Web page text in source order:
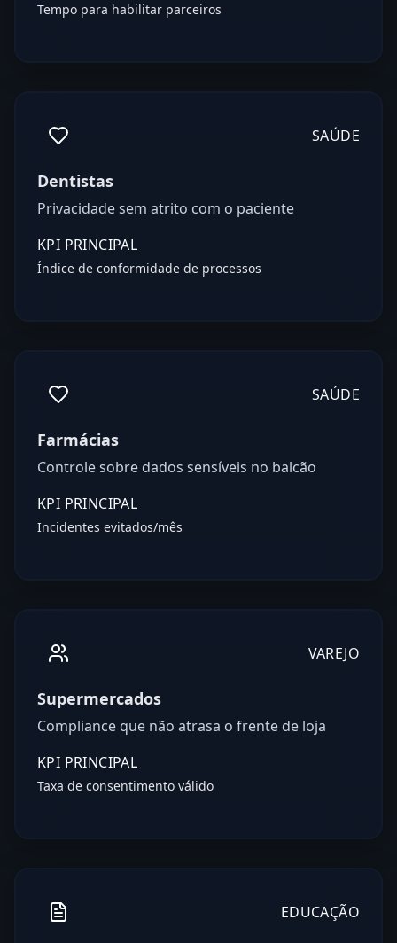
Tempo para habilitar parceiros
SAÚDE
Dentistas
Privacidade sem atrito com o paciente
KPI PRINCIPAL
Índice de conformidade de processos
SAÚDE
Farmácias
Controle sobre dados sensíveis no balcão
KPI PRINCIPAL
Incidentes evitados/mês
VAREJO
Supermercados
Compliance que não atrasa o frente de loja
KPI PRINCIPAL
Taxa de consentimento válido
EDUCAÇÃO